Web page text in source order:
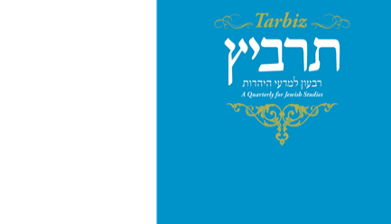
שלמה נאה שרית שלו-עיני
משה הלברטל